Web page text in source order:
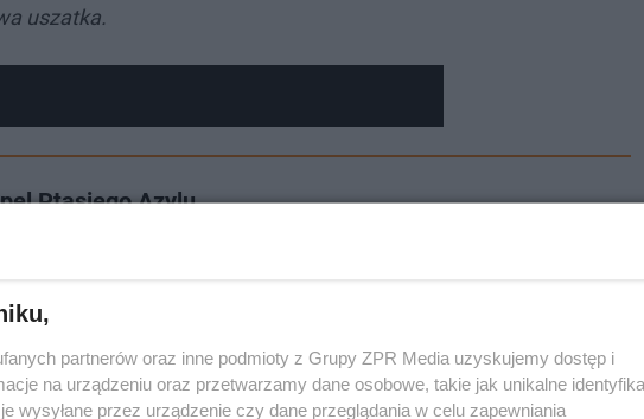
uszatka.
Ptasiego Azylu
partnerów oraz inne podmioty z Grupy ZPR Media uzyskujemy dostęp i
na urządzeniu oraz przetwarzamy dane osobowe, takie jak unikalne
wysyłane przez urządzenie czy dane przeglądania w celu zapewniania